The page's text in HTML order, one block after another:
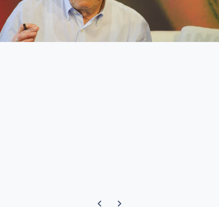
Vorherige Karussell-Folie
Nächste Karussell-Folie